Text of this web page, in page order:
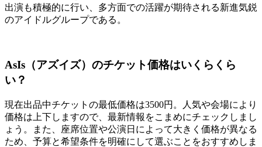
出演も積極的に行い、多方面での活躍が期待される新進気鋭
のアイドルグループである。
AsIs（アズイズ）のチケット価格はいくらくら
い？
現在出品中チケットの最低価格は3500円。人気や会場により
価格は上下しますので、最新情報をこまめにチェックしまし
ょう。また、座席位置や公演日によって大きく価格が異なる
ため、予算と希望条件を明確にして選ぶことをおすすめしま